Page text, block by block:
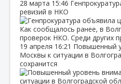
28 марта 15:46
ревизий в НКО
Как сообщалось ранее, в
проверок НКО. Среди других
19 апреля 16:21 Повышенный
Москвы к ситуации в
сохранится